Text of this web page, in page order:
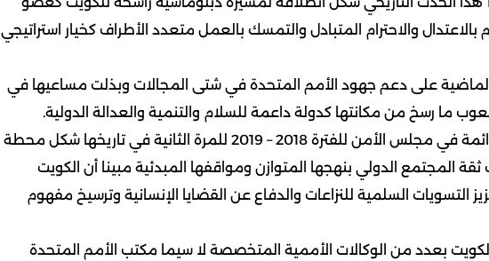
والاحترام المتبادل والتمسك بالعمل متعدد الأطراف كخيار استراتيجي
على دعم جهود الأمم المتحدة في شتى المجالات وبذلت مساعيها في
ما رسخ من مكانتها كدولة داعمة للسلام والتنمية والعدالة الدولية.
وأشار إلى أن انتخاب الكويت لعضوية غير دائمة في مجلس الأمن للفترة 2018 – 2019 للمرة الثانية في تاريخها شكل محطة
المجتمع الدولي بنهجها المتوازن ومواقفها المبدئية مبينا أن الكويت
التسويات السلمية للنزاعات والدفاع عن القضايا الإنسانية وترسيخ مفهوم
بعدد من الوكالات الأممية المتخصصة لا سيما مكتب الأمم المتحدة